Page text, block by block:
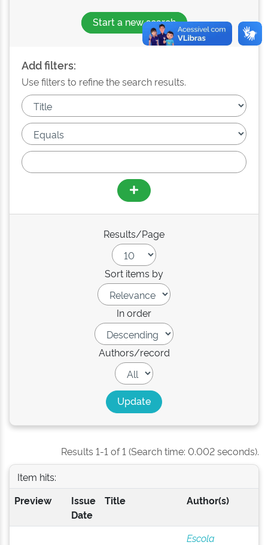
Start a new search
Add filters:
Use filters to refine the search results.
Results/Page
Sort items by
In order
Authors/record
Results 1-1 of 1 (Search time: 0.002 seconds).
Item hits:
Preview
Issue
Date
Title Author(s)
Escola